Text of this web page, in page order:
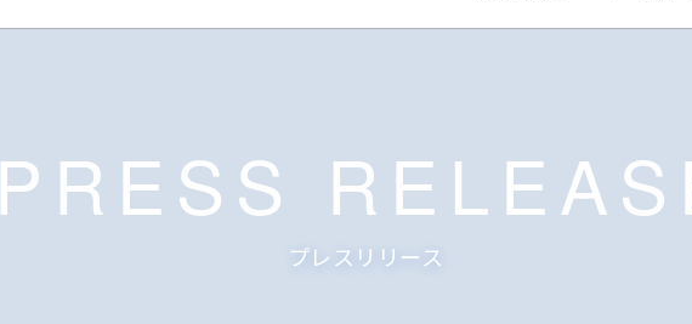
PRESS
プレスリリース